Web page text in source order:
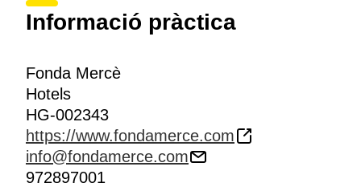
Informació pràctica
Fonda Mercè
Hotels
HG-002343
https://www.fondamerce.com
info@fondamerce.com
972897001